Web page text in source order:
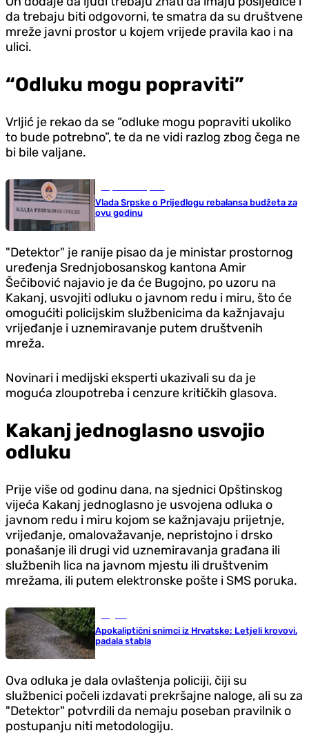
da trebaju biti odgovorni, te smatra da su društvene
mreže javni prostor u kojem vrijede pravila kao i na
ulici.
“Odluku mogu popraviti”
Vrljić je rekao da se “odluke mogu popraviti ukoliko
to bude potrebno”, te da ne vidi razlog zbog čega ne
bi bile valjane.
Vlada Srpske o Prijedlogu rebalansa budžeta za
ovu godinu
"Detektor" je ranije pisao da je ministar prostornog
uređenja Srednjobosanskog kantona Amir
Šečibović najavio je da će Bugojno, po uzoru na
Kakanj, usvojiti odluku o javnom redu i miru, što će
omogućiti policijskim službenicima da kažnjavaju
vrijeđanje i uznemiravanje putem društvenih
mreža.
Novinari i medijski eksperti ukazivali su da je
moguća zloupotreba i cenzure kritičkih glasova.
Kakanj jednoglasno usvojio
odluku
Prije više od godinu dana, na sjednici Opštinskog
vijeća Kakanj jednoglasno je usvojena odluka o
javnom redu i miru kojom se kažnjavaju prijetnje,
vrijeđanje, omalovažavanje, nepristojno i drsko
ponašanje ili drugi vid uznemiravanja građana ili
službenih lica na javnom mjestu ili društvenim
mrežama, ili putem elektronske pošte i SMS poruka.
Apokaliptični snimci iz Hrvatske: Letjeli krovovi,
padala stabla
Ova odluka je dala ovlaštenja policiji, čiji su
službenici počeli izdavati prekršajne naloge, ali su za
"Detektor" potvrdili da nemaju poseban pravilnik o
postupanju niti metodologiju.